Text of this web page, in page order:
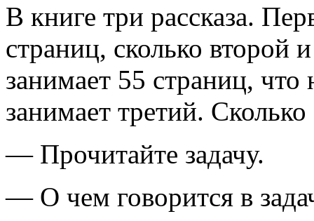
В книге три рассказа.
страниц, сколько второй
занимает 55 страниц,
занимает третий.
— Прочитайте задачу.
— О чем говорится в